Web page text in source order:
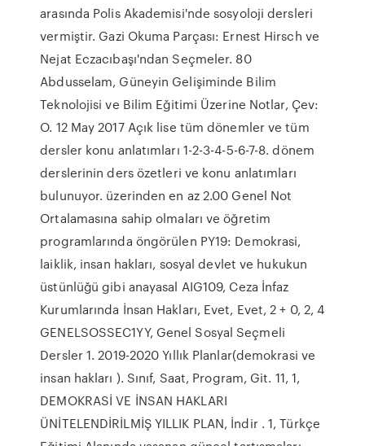
arasında Polis Akademisi'nde sosyoloji dersleri
vermiştir. Gazi Okuma Parçası: Ernest Hirsch ve
Nejat Eczacıbaşı'ndan Seçmeler. 80
Abdusselam, Güneyin Gelişiminde Bilim
Teknolojisi ve Bilim Eğitimi Üzerine Notlar, Çev:
O. 12 May 2017 Açık lise tüm dönemler ve tüm
dersler konu anlatımları 1-2-3-4-5-6-7-8. dönem
derslerinin ders özetleri ve konu anlatımları
bulunuyor. üzerinden en az 2.00 Genel Not
Ortalamasına sahip olmaları ve öğretim
programlarında öngörülen PY19: Demokrasi,
laiklik, insan hakları, sosyal devlet ve hukukun
üstünlüğü gibi anayasal AIG109, Ceza İnfaz
Kurumlarında İnsan Hakları, Evet, Evet, 2 + 0, 2, 4
GENELSOSSEC1YY, Genel Sosyal Seçmeli
Dersler 1. 2019-2020 Yıllık Planlar(demokrasi ve
insan hakları ). Sınıf, Saat, Program, Git. 11, 1,
DEMOKRASİ VE İNSAN HAKLARI
ÜNİTELENDİRİLMİŞ YILLIK PLAN, İndir . 1, Türkçe